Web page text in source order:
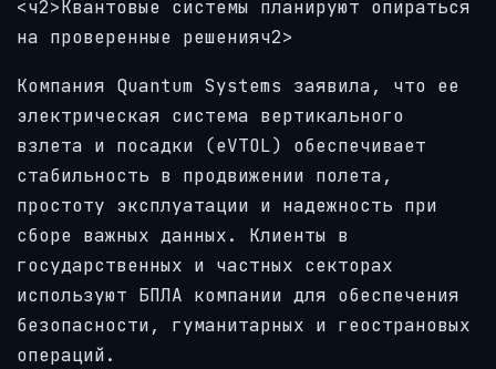
<ч2>Квантовые системы планируют опираться
на проверенные решенияч2>
Компания Quantum Systems заявила, что ее
электрическая система вертикального
взлета и посадки (eVTOL) обеспечивает
стабильность в продвижении полета,
простоту эксплуатации и надежность при
сборе важных данных. Клиенты в
государственных и частных секторах
используют БПЛА компании для обеспечения
безопасности, гуманитарных и геострановых
операций.